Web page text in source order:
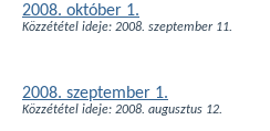
2008. október 1.
Közzététel ideje: 2008. szeptember 11.
2008. szeptember 1.
Közzététel ideje: 2008. augusztus 12.